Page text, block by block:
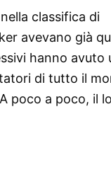
classifica di
avevano già
hanno avuto
di tutto il
poco a poco, il